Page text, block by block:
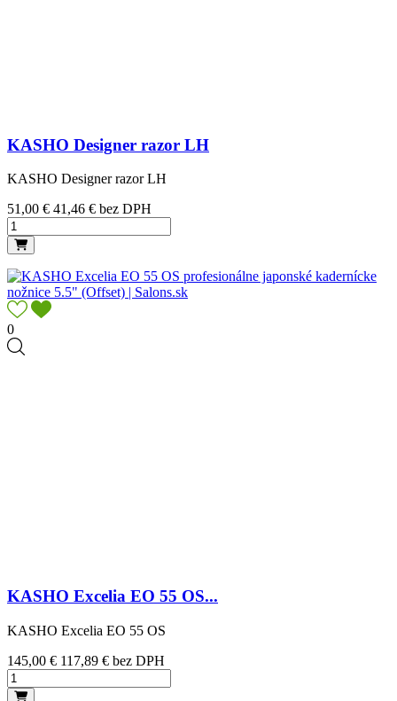
KASHO Designer razor LH
KASHO Designer razor LH
Cena
51,00 € 41,46 € bez DPH
0
KASHO Excelia EO 55 OS...
KASHO Excelia EO 55 OS
Cena
145,00 € 117,89 € bez DPH